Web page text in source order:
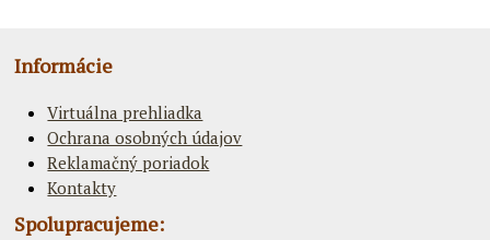
Informácie
Virtuálna prehliadka
Ochrana osobných údajov
Reklamačný poriadok
Kontakty
Spolupracujeme: